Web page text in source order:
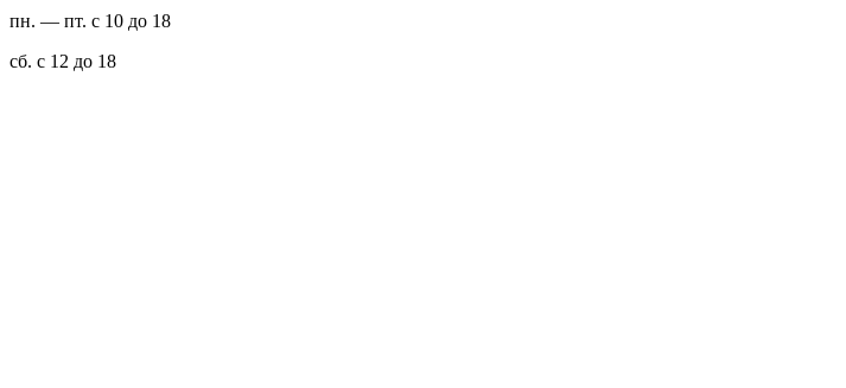
пн. — пт. с 10 до 18
сб. с 12 до 18